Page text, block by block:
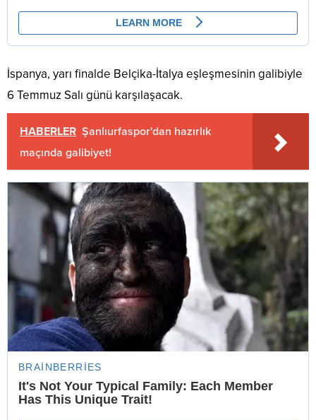
İspanya, yarı finalde Belçika-İtalya eşleşmesinin galibiyle
6 Temmuz Salı günü karşılaşacak.
HABERLER Şanlıurfaspor'dan hazırlık
maçında galibiyet!